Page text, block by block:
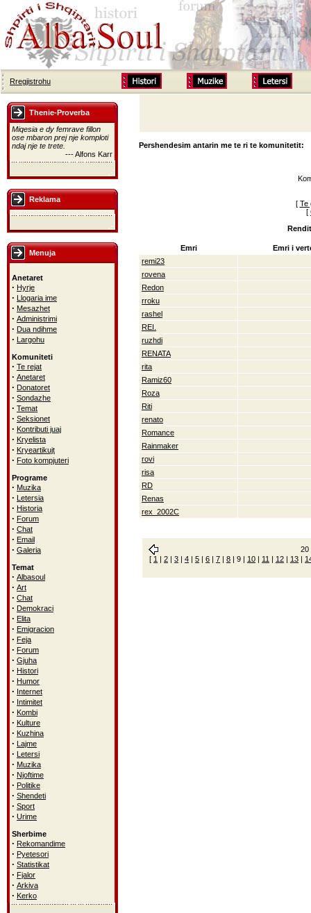
Rregjistrohu
Thenie-Proverba
Miqesia e dy femrave fillon
ose mbaron prej nje komploti
ndaj nje te trete.
--- Alfons Karr
Reklama
Menuja
Anetaret
· Hyrje
· Llogaria ime
· Mesazhet
· Administrimi
· Dua ndihme
· Largohu
Komuniteti
· Te rejat
· Anetaret
· Donatoret
· Sondazhe
· Temat
· Seksionet
· Kontributi juaj
· Kryelista
· Kryeartikujt
· Foto kompjuteri
Programe
· Muzika
· Letersia
· Historia
· Forum
· Chat
· Email
· Galeria
Temat
· Albasoul
· Art
· Chat
· Demokraci
· Elita
· Emigracion
· Feja
· Forum
· Gjuha
· Histori
· Humor
· Internet
· Intimitet
· Kombi
· Kulture
· Kuzhina
· Lajme
· Letersi
· Muzika
· Njoftime
· Politike
· Shendeti
· Sport
· Urime
Sherbime
· Rekomandime
· Pyetesori
· Statistikat
· Fjalor
· Arkiva
· Kerko
Pershendesim antarin me te ri te komunitetit:
[ Te
[
Emri
Emri i
remi23
rovena
Redon
rroku
rashel
REI.
ruzhdi
RENATA
rita
Ramiz60
Roza
Riti
renato
Romance
Rainmaker
rovi
risa
RD
Renas
rex_2002C
20
[ 1 | 2 | 3 | 4 | 5 | 6 | 7 | 8 | 9 | 10 | 11 | 12 | 13 |